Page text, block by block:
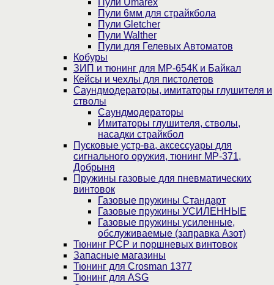
Пули Umarex
Пули 6мм для страйкбола
Пули Gletcher
Пули Walther
Пули для Гелевых Автоматов
Кобуры
ЗИП и тюнинг для МР-654К и Байкал
Кейсы и чехлы для пистолетов
Саундмодераторы, имитаторы глушителя и
стволы
Саундмодераторы
Имитаторы глушителя, стволы,
насадки страйкбол
Пусковые устр-ва, аксессуары для
сигнального оружия, тюнинг МР-371,
Добрыня
Пружины газовые для пневматических
винтовок
Газовые пружины Стандарт
Газовые пружины УСИЛЕННЫЕ
Газовые пружины усиленные,
обслуживаемые (заправка Азот)
Тюнинг PCP и поршневых винтовок
Запасные магазины
Тюнинг для Crosman 1377
Тюнинг для ASG